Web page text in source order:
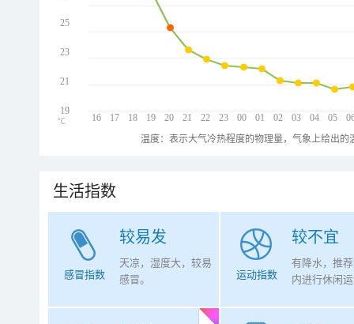
16 17 18 19 20 21 22 23 00 01 02 03 04 05
25
23
21
19
℃
温度：表示大气冷热程度的物理量，气象上给出
生活指数
较易发
感冒指数
天凉，湿度大，较易
感冒。
较不宜
运动指数
有降水，推
内进行休闲